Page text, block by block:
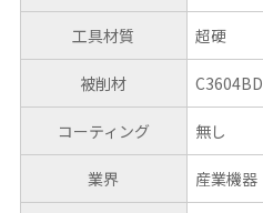
工具材質 超硬
被削材 C3604BD
コーティング 無し
業界 産業機器